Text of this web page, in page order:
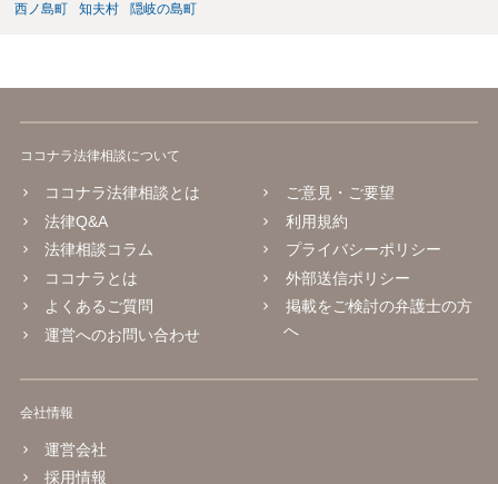
西ノ島町
知夫村 隠岐の島町
ココナラ法律相談について
ココナラ法律相談とは
法律Q&A
法律相談コラム
ココナラとは
よくあるご質問
運営へのお問い合わせ
ご意見・ご要望
利用規約
プライバシーポリシー
外部送信ポリシー
掲載をご検討の弁護士の方
へ
会社情報
運営会社
採用情報